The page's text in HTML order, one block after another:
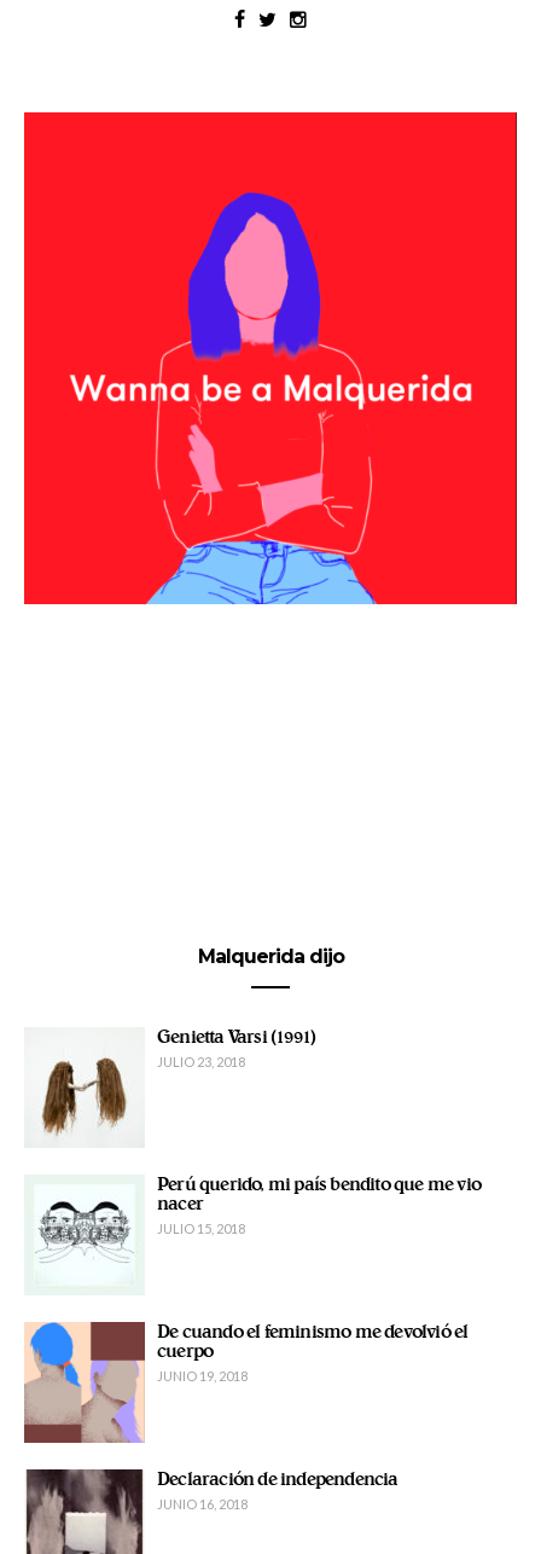
Malquerida dijo
Genietta Varsi (1991)
JULIO 23, 2018
Perú querido, mi país bendito que me vio
nacer
JULIO 15, 2018
De cuando el feminismo me devolvió el
cuerpo
JUNIO 19, 2018
Declaración de independencia
JUNIO 16, 2018